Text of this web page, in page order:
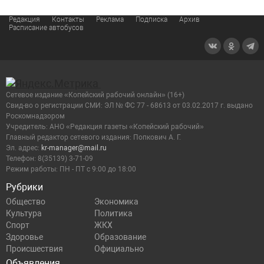
Редакция Контакты Реклама Подписка
Архив
Расписание автобусов
Рубрики
Общество
Экономика
Культура
Политика
Спорт
ЖКХ
Здоровье
Образование
Происшествия
Официально
Сетевое издание «Копейский рабочий онлайн» (16+)
Cвид-во о регистрации СМИ: ЭЛ № ФС 77 - 68613 от 03.02.2017 г. выдано
Роскомнадзором
Учредитель: АНО «Редакция газеты «Копейский рабочий»
Главный редактор сетевого издания: Попкович А. Г.
Эл. адрес: kr-manager@mail.ru
Телефон: 8(35139) 3-71-09
Режим работы: ПН - ПТ с 9:00 до 18:00